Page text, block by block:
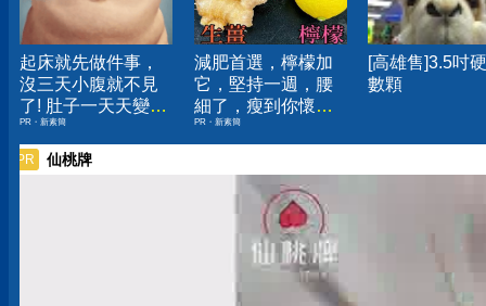
起床就先做件事，
沒三天小腹就不見
了! 肚子一天天變
小！
PR・新素簡
減肥首選，檸檬加
它，堅持一週，腰
細了，瘦到你懷疑
人生
PR・新素簡
[高雄售]3.5吋
數顆
PR 仙桃牌